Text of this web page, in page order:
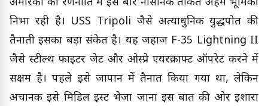
अमेरिका की रणनीति में इस बार नौसैनिक ताकत अहम भूमिका
निभा रही है। USS Tripoli जैसे अत्याधुनिक युद्धपोत की
तैनाती इसका बड़ा संकेत है। यह जहाज F-35 Lightning II
जैसे स्टील्थ फाइटर जेट और ओस्प्रे एयरक्राफ्ट ऑपरेट करने में
सक्षम है। पहले इसे जापान में तैनात किया गया था, लेकिन
अचानक इसे मिडिल ईस्ट भेजा जाना इस बात की ओर इशारा